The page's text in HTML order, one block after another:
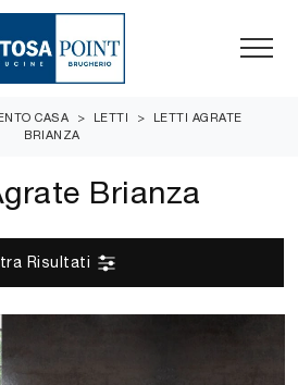
CASA > LETTI >
LETTI AGRATE
BRIANZA
Brianza
Risultati